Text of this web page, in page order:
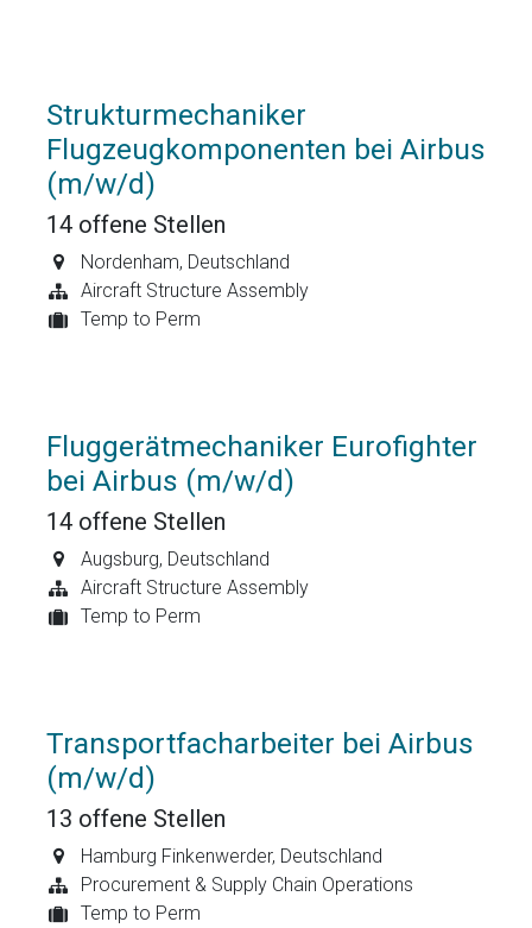
Strukturmechaniker
Flugzeugkomponenten bei Airbus
(m/w/d)
14 offene Stellen
Nordenham, Deutschland
Aircraft Structure Assembly
Temp to Perm
Fluggerätmechaniker Eurofighter
bei Airbus (m/w/d)
14 offene Stellen
Augsburg, Deutschland
Aircraft Structure Assembly
Temp to Perm
Transportfacharbeiter bei Airbus
(m/w/d)
13 offene Stellen
Hamburg Finkenwerder, Deutschland
Procurement & Supply Chain Operations
Temp to Perm